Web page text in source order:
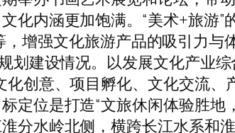
化内涵更加饱满。“美术+旅游”
，增强文化旅游产品的吸引力
划建设情况。以发展文化产业
创意、项目孵化、文化交流
定位是打造“文旅休闲体验胜
分水岭北侧，横跨长江水系和